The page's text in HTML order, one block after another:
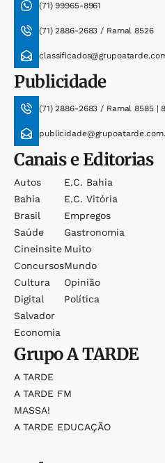
(71) 99965-8961
(71) 2886-2683 / Ramal 8526
Publicidade
(71) 2886-2683 / Ramal 8585 |
Canais e Editorias
Autos
Bahia
Brasil
Saúde
Cineinsite
Concursos
Cultura
Digital
Salvador
Economia
E.c. Bahia
E.c. Vitória
Empregos
Gastronomia
Muito
Mundo
Opinião
Política
GrupoA TARDE
A TARDE
A TARDE FM
MASSA!
A TARDE EDUCAÇÃO